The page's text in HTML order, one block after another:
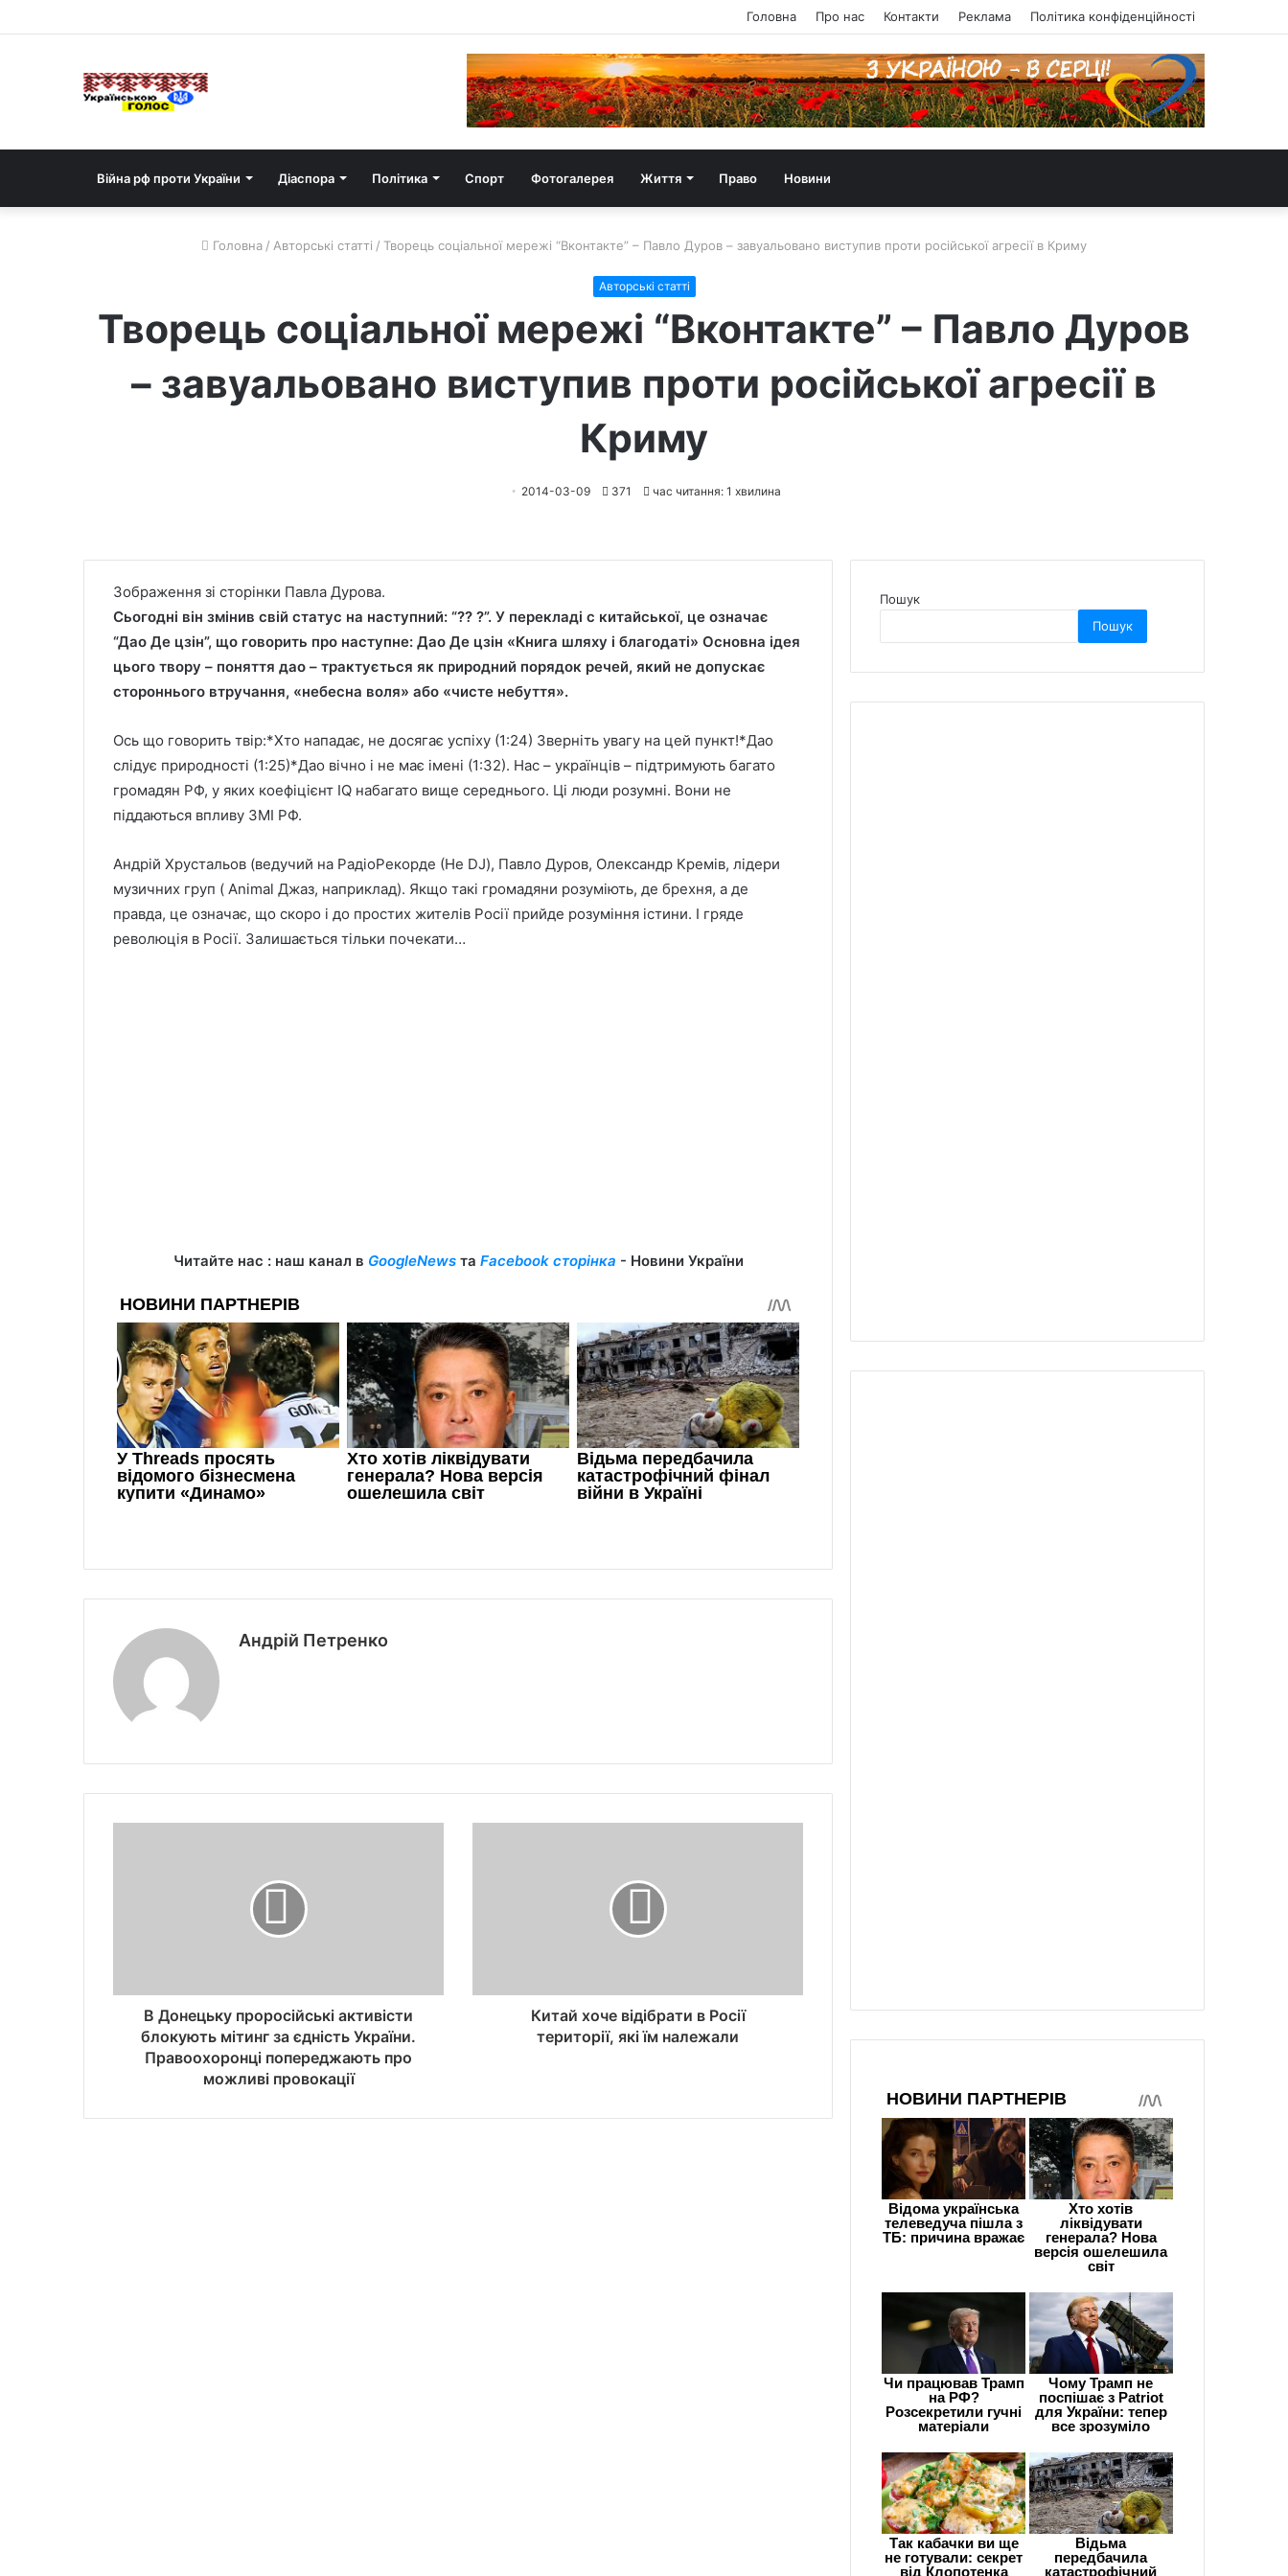
Головна Про нас Контакти Реклама Політика конфіденційності
Війна рф проти України Діаспора Політика Спорт Фотогалерея Життя Право Новини
Головна / Авторські статті / Творець соціальної мережі “Вконтакте” – Павло Дуров – завуальовано виступив проти російської агресії в Криму
Авторські статті
Творець соціальної мережі “Вконтакте” – Павло Дуров
– завуальовано виступив проти російської агресії в
Криму
2014-03-09 371 час читання: 1 хвилина
Зображення зі сторінки Павла Дурова.
Сьогодні він змінив свій статус на наступний: “?? ?”. У перекладі c китайської, це означає
“Дао Де цзін”, що говорить про наступне: Дао Де цзін «Книга шляху і благодаті» Основна ідея
цього твору – поняття дао – трактується як природний порядок речей, який не допускає
стороннього втручання, «небесна воля» або «чисте небуття».
Ось що говорить твір:*Хто нападає, не досягає успіху (1:24) Зверніть увагу на цей пункт!*Дао
слідує природності (1:25)*Дао вічно і не має імені (1:32). Нас – українців – підтримують багато
громадян РФ, у яких коефіцієнт IQ набагато вище середнього. Ці люди розумні. Вони не
піддаються впливу ЗМІ РФ.
Андрій Хрустальов (ведучий на РадіоРекорде (Не DJ), Павло Дуров, Олександр Кремів, лідери
музичних груп ( Animal Джаз, наприклад). Якщо такі громадяни розуміють, де брехня, а де
правда, це означає, що скоро і до простих жителів Росії прийде розуміння істини. І гряде
революція в Росії. Залишається тільки почекати…
Читайте нас : наш канал в GoogleNewsта Facebook сторінка - Новини України
Андрій Петренко
В Донецьку проросійські активісти
блокують мітинг за єдність України.
Правоохоронці попереджають про
можливі провокації
Китай хоче відібрати в Росії
території, які їм належали
Пошук
Пошук